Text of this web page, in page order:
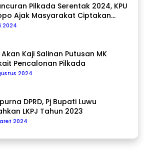
Pilkada Serentak 2024, KPU
Ajak Masyarakat Ciptakan
Damai
2024
Akan Kaji Salinan Putusan MK
Pencalonan Pilkada
2024
DPRD, Pj Bupati Luwu
LKPJ Tahun 2023
2024